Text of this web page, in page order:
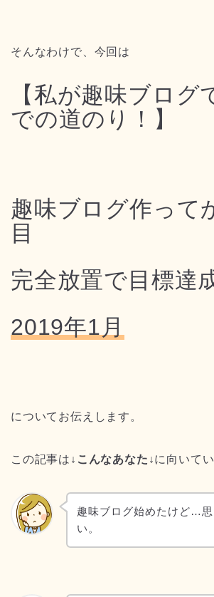
そんなわけで、今回は
【私が趣味ブログ
での道のり！】
趣味ブログ作って
目
完全放置で目標達
2019年1月
についてお伝えします。
この記事は ↓こんなあなた↓に向いてい
趣味ブログ始めたけど…
い。